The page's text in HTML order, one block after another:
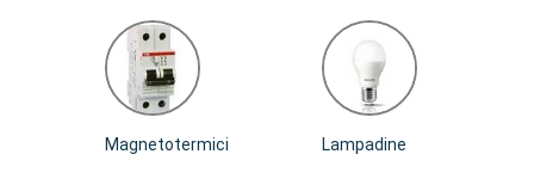
Magnetotermici Lampadine